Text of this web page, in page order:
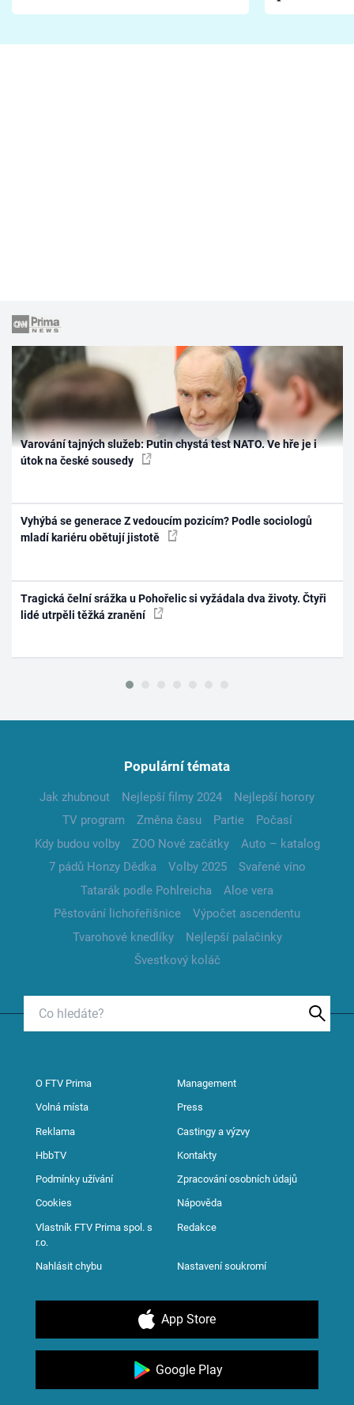
Proč je podle nich falešná a
fanoušci
Varování tajných služeb: Putin chystá test NATO. Ve hře je i
útok na české sousedy
Vyhýbá se generace Z vedoucím pozicím? Podle sociologů
mladí kariéru obětují jistotě
Tragická čelní srážka u Pohořelic si vyžádala dva životy. Čtyři
lidé utrpěli těžká zranění
Populární témata
Jak zhubnout Nejlepší filmy 2024
Nejlepší horory
TV program
Změna času Partie
Počasí
Kdy budou volby
ZOO Nové začátky
Auto – katalog
7 pádů Honzy Dědka
Volby 2025
Svařené víno
Tatarák podle Pohlreicha
Aloe vera
Pěstování lichořeřišnice
Výpočet ascendentu
Tvarohové knedlíky
Nejlepší palačinky
Švestkový koláč
O FTV Prima Management
Volná místa Press
Reklama Castingy a výzvy
HbbTV Kontakty
Podmínky užívání Zpracování osobních údajů
Cookies Nápověda
Vlastník FTV Prima spol. s
r.o.
Redakce
Nahlásit chybu Nastavení soukromí
App Store
Google Play